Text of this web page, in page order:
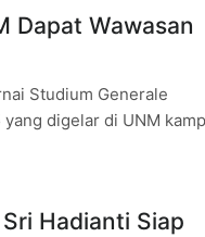
Dapat Wawasan
Studium Generale
digelar di UNM
Hadianti Siap